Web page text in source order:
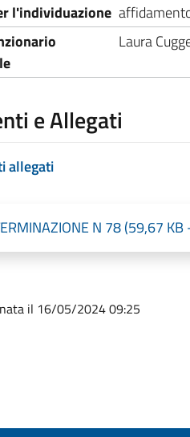
l'individuazione
Laura
e Allegati
allegati
N 78 (59,67
il 16/05/2024 09:25